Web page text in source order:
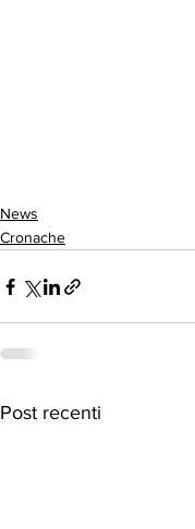
News
Cronache
Post recenti